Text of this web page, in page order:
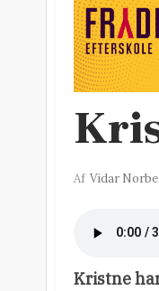
Af Vidar
Kristne